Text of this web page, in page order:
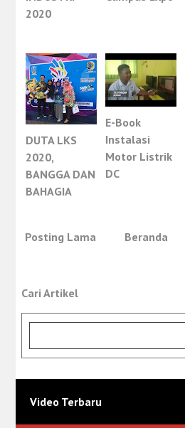
2020
DUTA LKS
2020,
BANGGA DAN
BAHAGIA
E-Book
Instalasi
Motor Listrik
DC
Posting Lama Beranda
Cari Artikel
Video Terbaru